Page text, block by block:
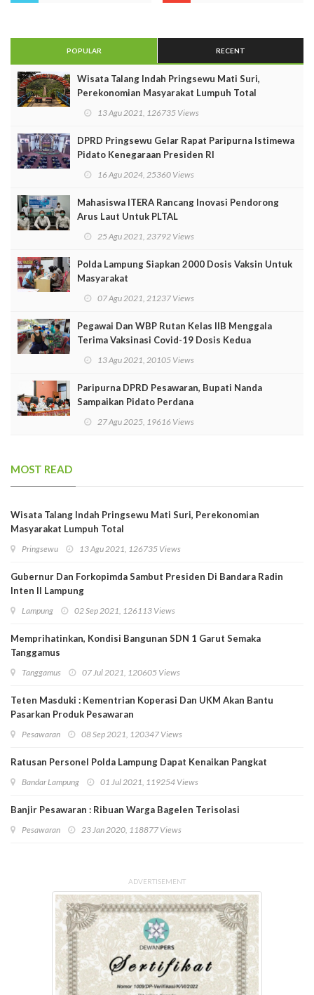
POPULAR RECENT
Wisata Talang Indah Pringsewu Mati Suri,
Perekonomian Masyarakat Lumpuh Total
13 Agu 2021, 126735 Views
DPRD Pringsewu Gelar Rapat Paripurna Istimewa
Pidato Kenegaraan Presiden RI
16 Agu 2024, 25360 Views
Mahasiswa ITERA Rancang Inovasi Pendorong
Arus Laut Untuk PLTAL
25 Agu 2021, 23792 Views
Polda Lampung Siapkan 2000 Dosis Vaksin Untuk
Masyarakat
07 Agu 2021, 21237 Views
Pegawai Dan WBP Rutan Kelas IIB Menggala
Terima Vaksinasi Covid-19 Dosis Kedua
13 Agu 2021, 20105 Views
Paripurna DPRD Pesawaran, Bupati Nanda
Sampaikan Pidato Perdana
27 Agu 2025, 19616 Views
MOST READ
Wisata Talang Indah Pringsewu Mati Suri, Perekonomian
Masyarakat Lumpuh Total
Pringsewu 13 Agu 2021, 126735 Views
Gubernur Dan Forkopimda Sambut Presiden Di Bandara Radin
Inten II Lampung
Lampung 02 Sep 2021, 126113 Views
Memprihatinkan, Kondisi Bangunan SDN 1 Garut Semaka
Tanggamus
Tanggamus 07 Jul 2021, 120605 Views
Teten Masduki : Kementrian Koperasi Dan UKM Akan Bantu
Pasarkan Produk Pesawaran
Pesawaran 08 Sep 2021, 120347 Views
Ratusan Personel Polda Lampung Dapat Kenaikan Pangkat
Bandar Lampung 01 Jul 2021, 119254 Views
Banjir Pesawaran : Ribuan Warga Bagelen Terisolasi
Pesawaran 23 Jan 2020, 118877 Views
ADVERTISEMENT